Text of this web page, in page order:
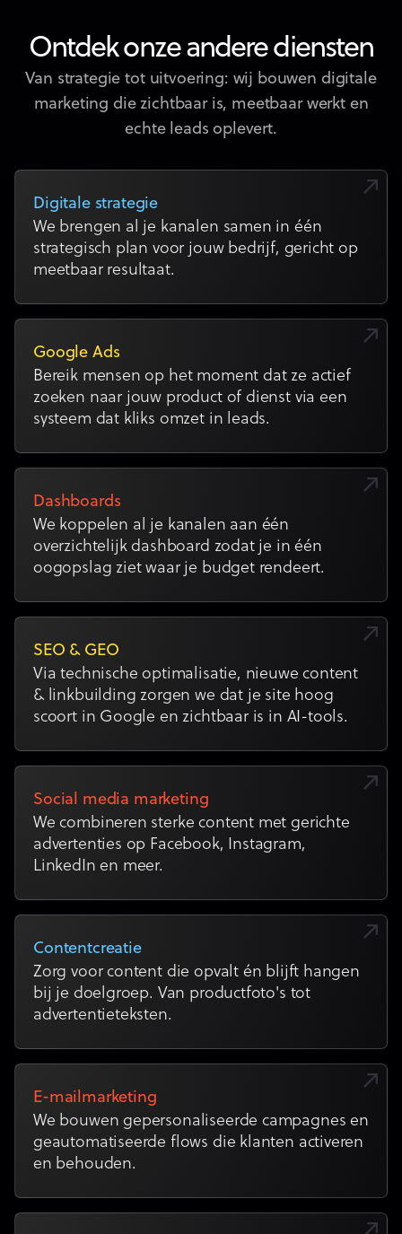
Ontdek onze andere diensten
Van strategie tot uitvoering: wij bouwen digitale
marketing die zichtbaar is, meetbaar werkt en
echte leads oplevert.
Digitale strategie
We brengen al je kanalen samen in één
strategisch plan voor jouw bedrijf, gericht op
meetbaar resultaat.
Google Ads
Bereik mensen op het moment dat ze actief
zoeken naar jouw product of dienst via een
systeem dat kliks omzet in leads.
Dashboards
We koppelen al je kanalen aan één
overzichtelijk dashboard zodat je in één
oogopslag ziet waar je budget rendeert.
SEO & GEO
Via technische optimalisatie, nieuwe content
& linkbuilding zorgen we dat je site hoog
scoort in Google en zichtbaar is in AI-tools.
Social media marketing
We combineren sterke content met gerichte
advertenties op Facebook, Instagram,
LinkedIn en meer.
Contentcreatie
Zorg voor content die opvalt én blijft hangen
bij je doelgroep. Van productfoto's tot
advertentieteksten.
E-mailmarketing
We bouwen gepersonaliseerde campagnes en
geautomatiseerde flows die klanten activeren
en behouden.